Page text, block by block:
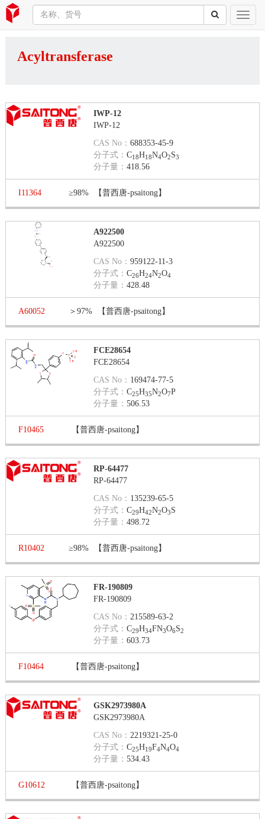
Acyltransferase
IWP-12
IWP-12
CAS No：688353-45-9
分子式：C18H18N4O2S3
分子量：418.56
I11364 ≥98% 【普西唐-psaitong】
A922500
A922500
CAS No：959122-11-3
分子式：C26H24N2O4
分子量：428.48
A60052 ＞97% 【普西唐-psaitong】
FCE28654
FCE28654
CAS No： 169474-77-5
分子式：C25H35N2O7P
分子量：506.53
F10465 【普西唐-psaitong】
RP-64477
RP-64477
CAS No： 135239-65-5
分子式：C29H42N2O3S
分子量：498.72
R10402 ≥98% 【普西唐-psaitong】
FR-190809
FR-190809
CAS No：215589-63-2
分子式：C29H34FN3O6S2
分子量：603.73
F10464 【普西唐-psaitong】
GSK2973980A
GSK2973980A
CAS No：2219321-25-0
分子式：C25H19F4N4O4
分子量：534.43
G10612 【普西唐-psaitong】